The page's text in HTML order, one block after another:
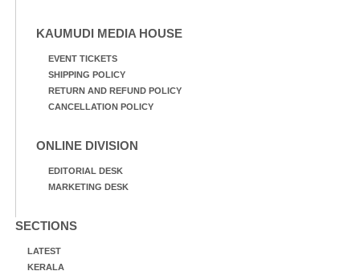
KAUMUDI MEDIA HOUSE
EVENT TICKETS
SHIPPING POLICY
RETURN AND REFUND POLICY
CANCELLATION POLICY
ONLINE DIVISION
EDITORIAL DESK
MARKETING DESK
SECTIONS
LATEST
KERALA